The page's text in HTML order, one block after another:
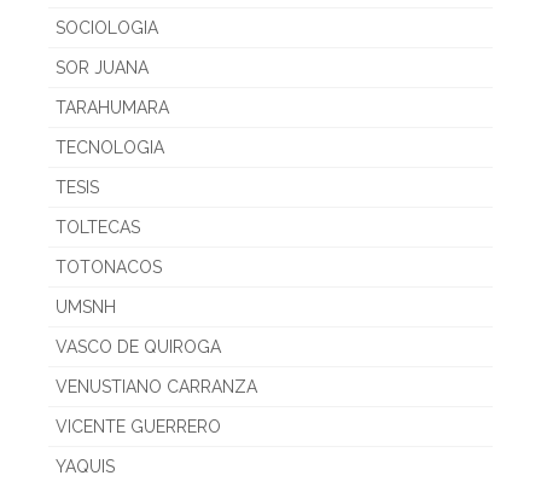
SOCIOLOGIA
SOR JUANA
TARAHUMARA
TECNOLOGIA
TESIS
TOLTECAS
TOTONACOS
UMSNH
VASCO DE QUIROGA
VENUSTIANO CARRANZA
VICENTE GUERRERO
YAQUIS